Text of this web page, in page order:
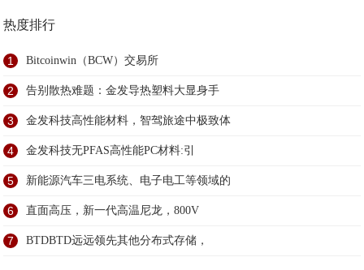
热度排行
1 Bitcoinwin（BCW）交易所
2 告别散热难题：金发导热塑料大显身手
3 金发科技高性能材料，智驾旅途中极致体
4 金发科技无PFAS高性能PC材料:引
5 新能源汽车三电系统、电子电工等领域的
6 直面高压，新一代高温尼龙，800V
7 BTDBTD远远领先其他分布式存储，